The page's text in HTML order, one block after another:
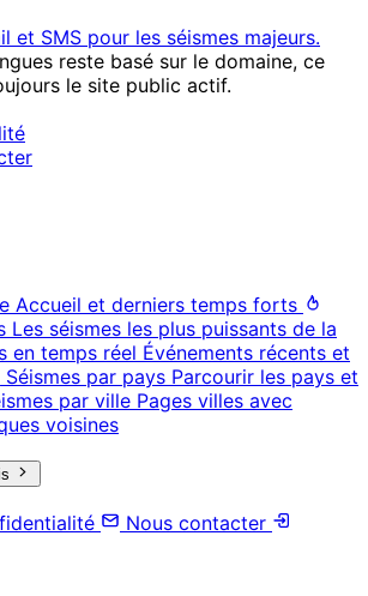
et SMS pour les séismes majeurs.
reste basé sur le domaine, ce
le site public actif.
Accueil et derniers temps forts
Les séismes les plus puissants de la
en temps réel Événements récents et
Séismes par pays Parcourir les pays et
par ville Pages villes avec
voisines
Nous contacter